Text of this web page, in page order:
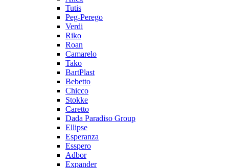
Tutis
Peg-Perego
Verdi
Riko
Roan
Camarelo
Tako
BartPlast
Bebetto
Chicco
Stokke
Caretto
Dada Paradiso Group
Ellipse
Esperanza
Esspero
Adbor
Expander